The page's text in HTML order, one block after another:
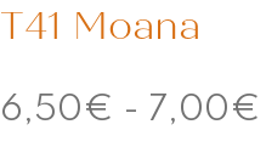
T41 Moana
6,50€ - 7,00€